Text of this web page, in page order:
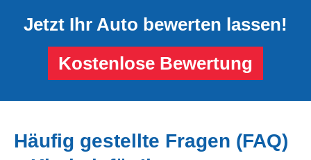
Jetzt Ihr Auto bewerten lassen!
Kostenlose Bewertung
Häufig gestellte Fragen (FAQ)